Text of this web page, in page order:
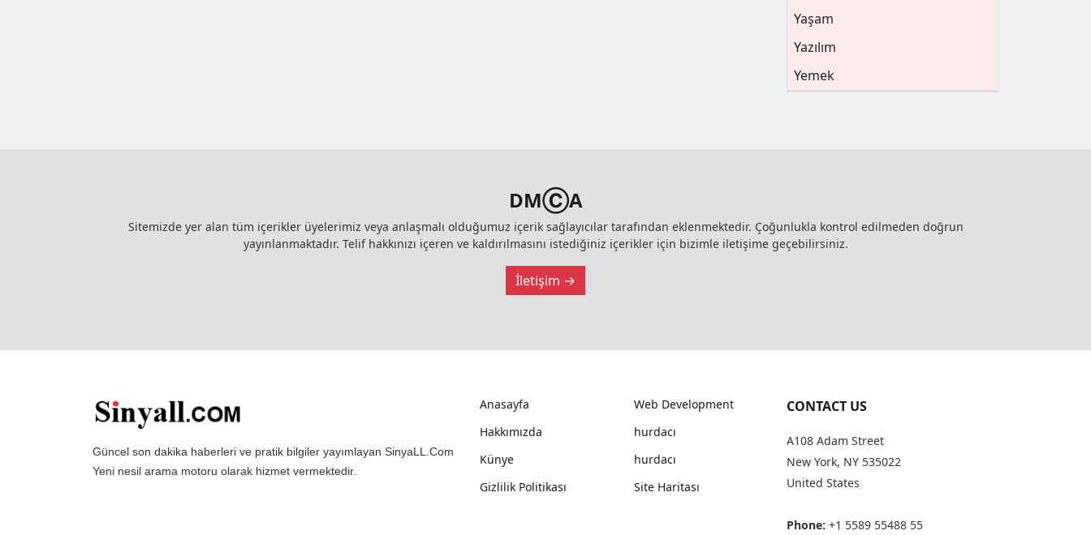
Yaşam
Yazılım
Yemek
DMⒸA
Sitemizde yer alan tüm içerikler üyelerimiz veya anlaşmalı olduğumuz içerik sağlayıcılar tarafından eklenmektedir. Çoğunlukla kontrol edilmeden doğrun
yayınlanmaktadır. Telif hakkınızı içeren ve kaldırılmasını istediğiniz içerikler için bizimle iletişime geçebilirsiniz.
İletişim →
Güncel son dakika haberleri ve pratik bilgiler yayımlayan SinyaLL.Com
Yeni nesil arama motoru olarak hizmet vermektedir.
Anasayfa
Hakkımızda
Künye
Gizlilik Politikası
Web Development
hurdacı
hurdacı
Site Haritası
CONTACT US
A108 Adam Street
New York, NY 535022
United States
Phone: +1 5589 55488 55